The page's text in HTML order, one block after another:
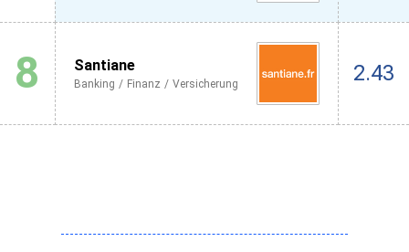
8 Santiane
Banking / Finanz / Versicherung 2.43